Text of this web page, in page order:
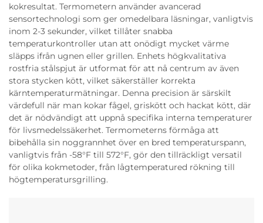
kokresultat. Termometern använder avancerad
sensortechnologi som ger omedelbara läsningar, vanligtvis
inom 2-3 sekunder, vilket tillåter snabba
temperaturkontroller utan att onödigt mycket värme
släpps ifrån ugnen eller grillen. Enhets högkvalitativa
rostfria stålspjut är utformat för att nå centrum av även
stora stycken kött, vilket säkerställer korrekta
kärntemperaturmätningar. Denna precision är särskilt
värdefull när man kokar fågel, griskött och hackat kött, där
det är nödvändigt att uppnå specifika interna temperaturer
för livsmedelssäkerhet. Termometerns förmåga att
bibehålla sin noggrannhet över en bred temperaturspann,
vanligtvis från -58°F till 572°F, gör den tillräckligt versatil
för olika kokmetoder, från lågtemperatured rökning till
högtemperatursgrilling.